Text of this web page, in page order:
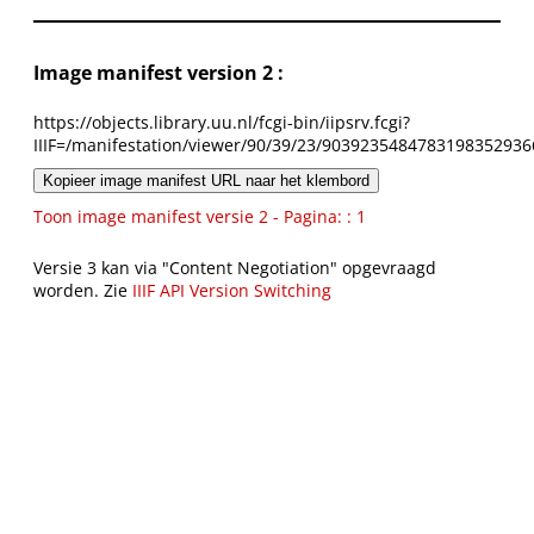
Image manifest version 2 :
https://objects.library.uu.nl/fcgi-bin/iipsrv.fcgi?
IIIF=/manifestation/viewer/90/39/23/
Kopieer image manifest URL naar het klembord
Toon image manifest versie 2 - Pagina: : 1
Versie 3 kan via "Content Negotiation" opgevraagd
worden. Zie IIIF API Version Switching